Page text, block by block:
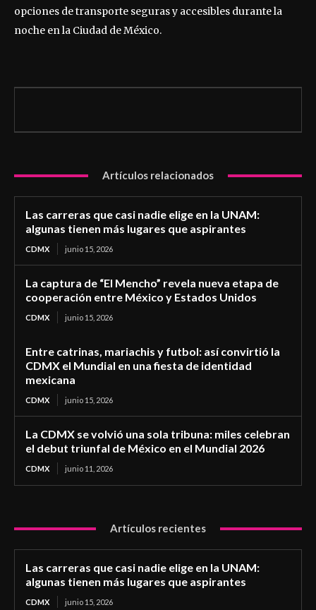
opciones de transporte seguras y accesibles durante la
noche en la Ciudad de México.
Artículos relacionados
Las carreras que casi nadie elige en la UNAM:
algunas tienen más lugares que aspirantes
CDMX junio 15, 2026
La captura de “El Mencho” revela nueva etapa de
cooperación entre México y Estados Unidos
CDMX junio 15, 2026
Entre catrinas, mariachis y futbol: así convirtió la
CDMX el Mundial en una fiesta de identidad
mexicana
CDMX junio 15, 2026
La CDMX se volvió una sola tribuna: miles celebran
el debut triunfal de México en el Mundial 2026
CDMX junio 11, 2026
Artículos recientes
Las carreras que casi nadie elige en la UNAM:
algunas tienen más lugares que aspirantes
CDMX junio 15, 2026